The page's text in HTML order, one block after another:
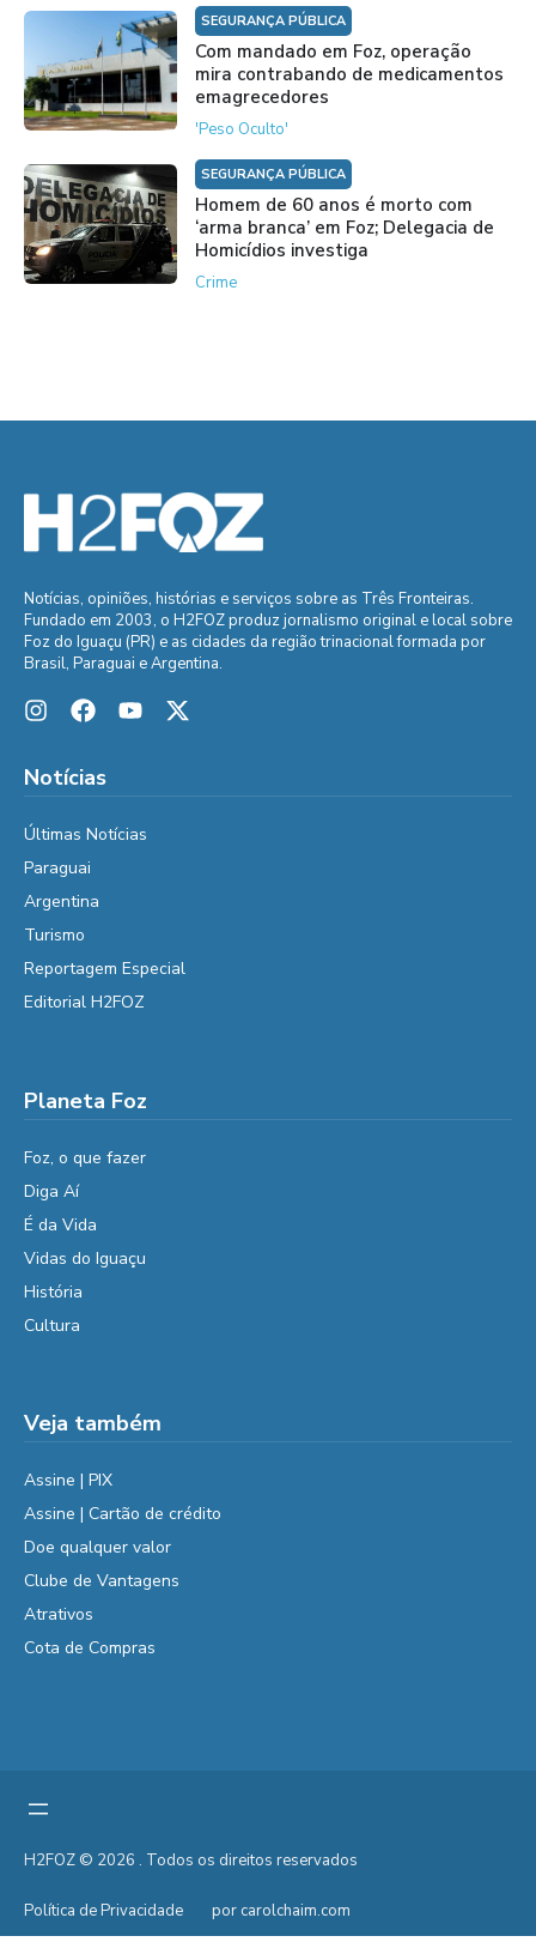
SEGURANÇA PÚBLICA
Com mandado em Foz, operação
mira contrabando de medicamentos
emagrecedores
'Peso Oculto'
SEGURANÇA PÚBLICA
Homem de 60 anos é morto com
‘arma branca’ em Foz; Delegacia de
Homicídios investiga
Crime
Notícias, opiniões, histórias e serviços sobre as Três Fronteiras.
Fundado em 2003, o H2FOZ produz jornalismo original e local sobre
Foz do Iguaçu (PR) e as cidades da região trinacional formada por
Brasil, Paraguai e Argentina.
Notícias
Últimas Notícias
Paraguai
Argentina
Turismo
Reportagem Especial
Editorial H2FOZ
Planeta Foz
Foz, o que fazer
Diga Aí
É da Vida
Vidas do Iguaçu
História
Cultura
Veja também
Assine | PIX
Assine | Cartão de crédito
Doe qualquer valor
Clube de Vantagens
Atrativos
Cota de Compras
H2FOZ © 2026 . Todos os direitos reservados
Política de Privacidade por carolchaim.com